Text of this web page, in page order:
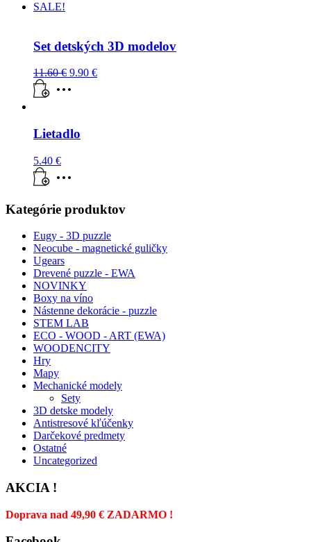
SALE!
Set detských 3D modelov
11.60€ 9.90 €
Lietadlo
5.40 €
Kategórie produktov
Eugy - 3D puzzle
Neocube - magnetické guličky
Ugears
Drevené puzzle - EWA
NOVINKY
Boxy na víno
Nástenne dekorácie - puzzle
STEM LAB
ECO - WOOD - ART (EWA)
WOODENCITY
Hry
Mapy
Mechanické modely
Sety
3D detske modely
Antistresové kľúčenky
Darčekové predmety
Ostatné
Uncategorized
AKCIA !
Doprava nad 49,90 € ZADARMO !